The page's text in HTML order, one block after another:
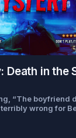
Death in the
“The boyfriend
wrong for
a famous travel
tour led by the